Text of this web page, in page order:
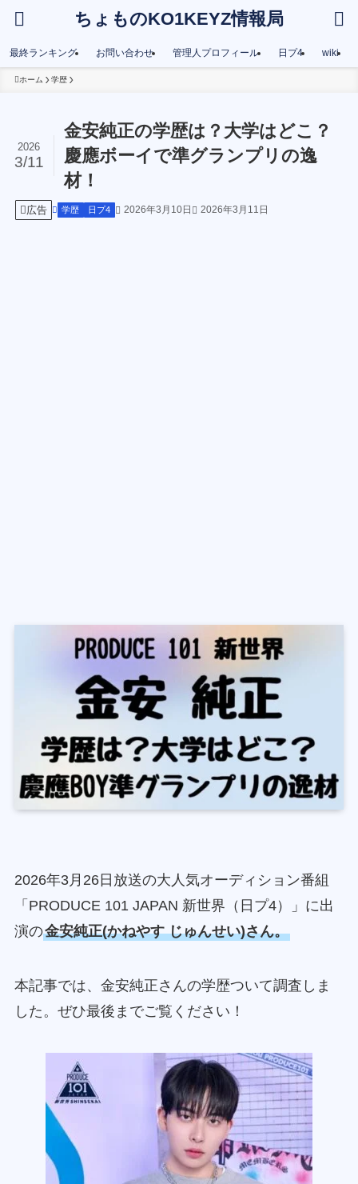
ちょものKO1KEYZ情報局
最終ランキング お問い合わせ 管理人プロフィール 日プ4 wiki
ホーム 学歴
金安純正の学歴は？大学はどこ？
慶應ボーイで準グランプリの逸
材！
2026
3/11
広告 学歴 日プ4 2026年3月10日 2026年3月11日
2026年3月26日放送の大人気オーディション番組
「PRODUCE 101 JAPAN 新世界（日プ4）」に出
演の金安純正(かねやす じゅんせい)さん。
本記事では、金安純正さんの学歴ついて調査しま
した。ぜひ最後までご覧ください！